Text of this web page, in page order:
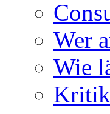
Wer
Wie
Kritik